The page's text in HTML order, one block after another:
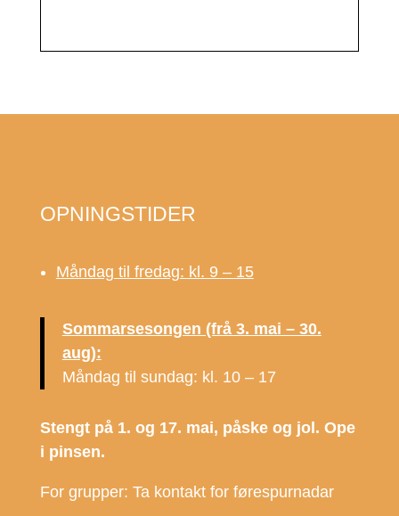
OPNINGSTIDER
Måndag til fredag: kl. 9 – 15
Sommarsesongen (frå 3. mai – 30.
aug):
Måndag til sundag: kl. 10 – 17
Stengt på 1. og 17. mai, påske og jol. Ope
i pinsen.
For grupper: Ta kontakt for førespurnadar